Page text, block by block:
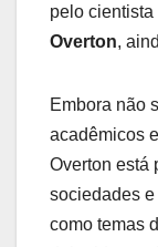
pelo
Overton,
Embora não
acadêmicos
Overton está
sociedades
como temas